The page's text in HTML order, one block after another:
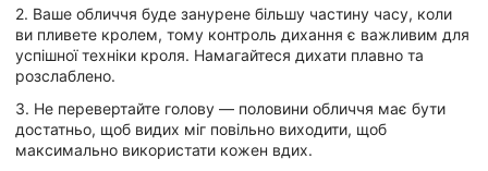
2. Ваше обличчя буде занурене більшу частину часу, коли
ви пливете кролем, тому контроль дихання є важливим для
успішної техніки кроля. Намагайтеся дихати плавно та
розслаблено.
3. Не перевертайте голову — половини обличчя має бути
достатньо, щоб видих міг повільно виходити, щоб
максимально використати кожен вдих.